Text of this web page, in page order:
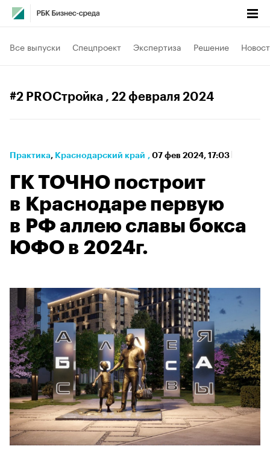
Все выпуски Спецпроект Экспертиза Решение
#2 PROСтройка , 22 февраля 2024
Практика⁠, Краснодарский край , 07 фев 2024, 17:03
ГК ТОЧНО построит
в Краснодаре первую
в РФ аллею славы бокса
ЮФО в 2024г.